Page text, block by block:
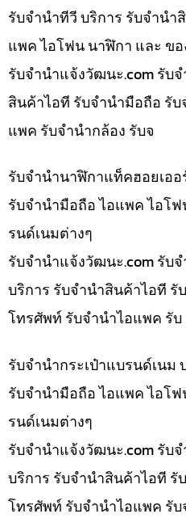
รับจำนำทีวี บริการ รับจำน
แพค ไอโฟน นาฬิกา และ ข
รับจํานําแจ้งวัฒนะ.com รับ
สินค้าไอที รับจำนำมือถือ รั
แพค รับจำนำกล้อง รับจ
รับจำนำนาฬิกาแท็คฮอยเอ
รับจำนำมือถือ ไอแพค ไอโ
รนด์เนมต่างๆ
รับจํานําแจ้งวัฒนะ.com รับ
บริการ รับจำนำสินค้าไอที รั
โทรศัพท์ รับจำนำไอแพค รับ
รับจำนำกระเป๋าแบรนด์เนม
รับจำนำมือถือ ไอแพค ไอโ
รนด์เนมต่างๆ
รับจํานําแจ้งวัฒนะ.com รับ
บริการ รับจำนำสินค้าไอที รั
โทรศัพท์ รับจำนำไอแพค รับ